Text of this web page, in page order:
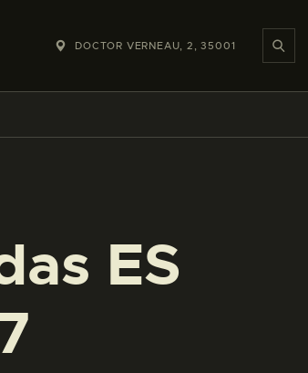
DOCTOR VERNEAU, 2, 35001
ES